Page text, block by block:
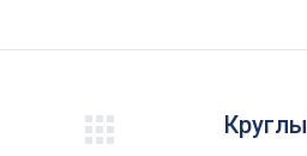
Следующая